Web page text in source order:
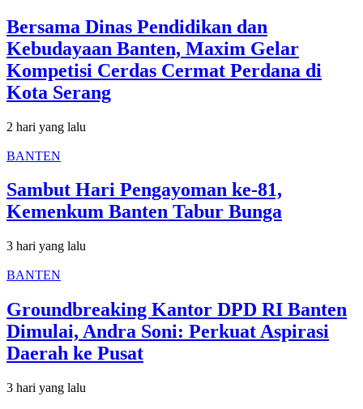
Bersama Dinas Pendidikan dan
Kebudayaan Banten, Maxim Gelar
Kompetisi Cerdas Cermat Perdana di
Kota Serang
2 hari yang lalu
BANTEN
Sambut Hari Pengayoman ke-81,
Kemenkum Banten Tabur Bunga
3 hari yang lalu
BANTEN
Groundbreaking Kantor DPD RI Banten
Dimulai, Andra Soni: Perkuat Aspirasi
Daerah ke Pusat
3 hari yang lalu